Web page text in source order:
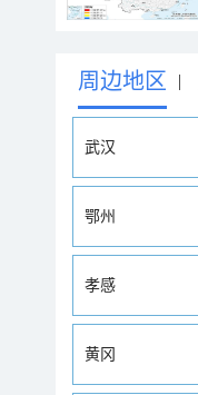
周边地区 |
武汉
鄂州
孝感
黄冈